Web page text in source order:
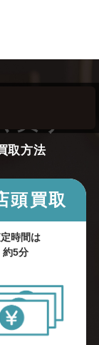
取方法
頭買取
時間は
約5分